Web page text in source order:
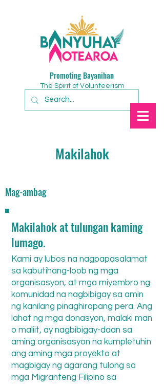
Promoting Bayanihan
The Spirit of Volunteerism
Makilahok
Mag-ambag
Makilahok at tulungan kaming
lumago.
Kami ay lubos na nagpapasalamat
sa kabutihang-loob ng mga
organisasyon, at mga miyembro ng
komunidad na nagbibigay sa amin
ng kanilang pinaghirapang pera. Ang
lahat ng mga donasyon, malaki man
o maliit, ay nagbibigay-daan sa
aming organisasyon na kumpletuhin
ang aming mga proyekto at
magbigay ng agarang tulong sa
mga Migranteng Filipino sa